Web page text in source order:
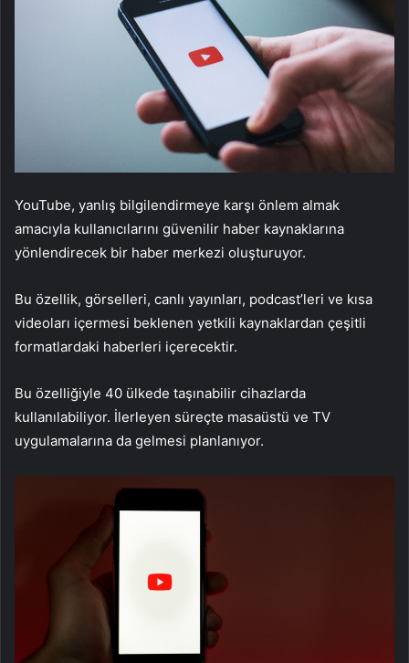
YouTube, yanlış bilgilendirmeye karşı önlem almak
amacıyla kullanıcılarını güvenilir haber kaynaklarına
yönlendirecek bir haber merkezi oluşturuyor.
Bu özellik, görselleri, canlı yayınları, podcast’leri ve kısa
videoları içermesi beklenen yetkili kaynaklardan çeşitli
formatlardaki haberleri içerecektir.
Bu özelliğiyle 40 ülkede taşınabilir cihazlarda
kullanılabiliyor. İlerleyen süreçte masaüstü ve TV
uygulamalarına da gelmesi planlanıyor.